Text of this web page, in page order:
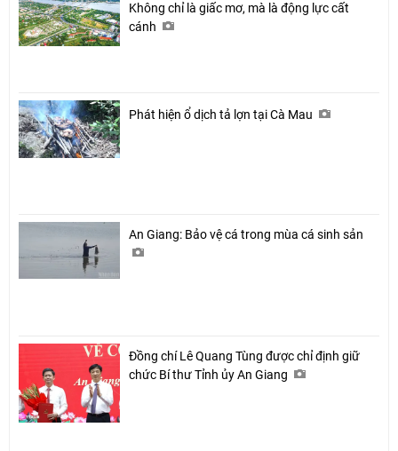
Không chỉ là giấc mơ, mà là động lực cất
cánh
Phát hiện ổ dịch tả lợn tại Cà Mau
An Giang: Bảo vệ cá trong mùa cá sinh sản
Đồng chí Lê Quang Tùng được chỉ định giữ
chức Bí thư Tỉnh ủy An Giang